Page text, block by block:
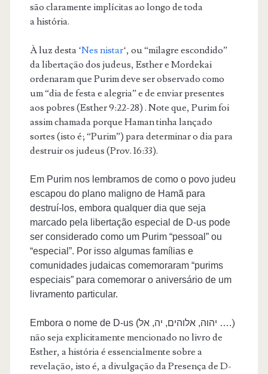
são claramente implícitas ao longo de toda
a história.
À luz desta ‘Nes nistar‘, ou “milagre escondido”
da libertação dos judeus, Esther e Mordekai
ordenaram que Purim deve ser observado como
um “dia de festa e alegria” e de enviar presentes
aos pobres (Esther 9:22-28) . Note que, Purim foi
assim chamada porque Haman tinha lançado
sortes (isto é; “Purim”) para determinar o dia para
destruir os judeus (Prov. 16:33).
Em Purim nos lembramos de como o povo judeu
escapou do plano maligno de Hamã para
destruí-los, embora qualquer dia que seja
marcado pela libertação especial de D-us pode
ser considerado como um Purim “pessoal” ou
“especial”. Por isso algumas famílias e
comunidades judaicas comemoraram “purims
especiais” para comemorar o aniversário de um
livramento particular.
Embora o nome de D-us (יהוה, אלוהים, יה, אל ….)
não seja explicitamente mencionado no livro de
Esther, a história é essencialmente sobre a
revelação, isto é, a divulgação da Presença de D-